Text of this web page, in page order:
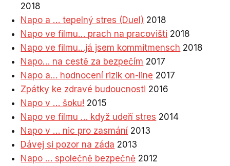
2018
Napo a … tepelný stres (Duel) 2018
Napo ve filmu… prach na pracovišti 2018
Napo ve filmu…já jsem kommitmensch 2018
Napo… na cestě za bezpečím 2017
Napo a… hodnocení rizik on-line 2017
Zpátky ke zdravé budoucnosti 2016
Napo v … šoku! 2015
Napo ve filmu … když udeří stres 2014
Napo v … nic pro zasmání 2013
Dávej si pozor na záda 2013
Napo … společně bezpečně 2012